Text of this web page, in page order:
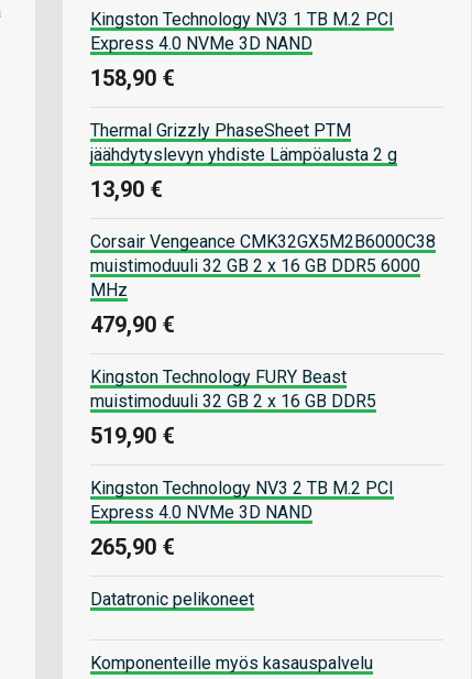
Kingston Technology NV3 1 TB M.2 PCI
Express 4.0 NVMe 3D NAND
158,90 €
Thermal Grizzly PhaseSheet PTM
jäähdytyslevyn yhdiste Lämpöalusta 2 g
13,90 €
Corsair Vengeance CMK32GX5M2B6000C38
muistimoduuli 32 GB 2 x 16 GB DDR5 6000
MHz
479,90 €
Kingston Technology FURY Beast
muistimoduuli 32 GB 2 x 16 GB DDR5
519,90 €
Kingston Technology NV3 2 TB M.2 PCI
Express 4.0 NVMe 3D NAND
265,90 €
Datatronic pelikoneet
Komponenteille myös kasauspalvelu